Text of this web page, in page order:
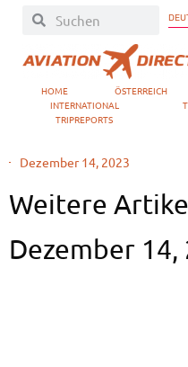
HOME ÖSTERREICH
INTERNATIONAL
TRIPREPORTS
Dezember 14, 2023
Weitere
Dezember 14,